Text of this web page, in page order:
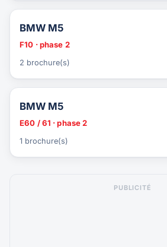
BMW M5
F10 · phase 2
2 brochure(s)
BMW M5
E60 / 61 · phase 2
1 brochure(s)
PUBLICITÉ